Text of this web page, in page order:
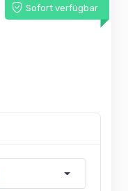
Sofort verfügbar